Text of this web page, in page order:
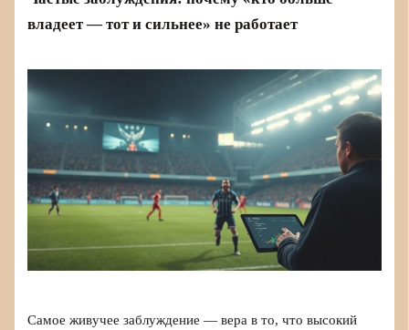
владеет — тот и сильнее» не работает
Самое живучее заблуждение — вера в то, что высокий